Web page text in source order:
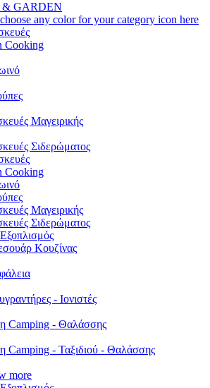
GARDEN
any color for your category icon here
Cooking
Μαγειρικής
Σιδερώματος
Cooking
Μαγειρικής
Σιδερώματος
Κουζίνας
- Ιονιστές
Camping - Θαλάσσης
Camping - Ταξιδιού - Θαλάσσης
more